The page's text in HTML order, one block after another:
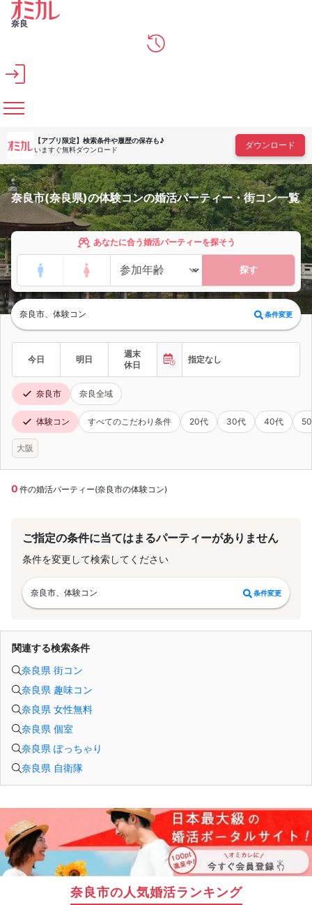
メインコンテンツへスキップ
奈良
【アプリ限定】 検索条件や履歴の保存も♪
いますぐ無料ダウンロード
ダウンロード
奈良市(奈良県)の体験コンの婚活パーティー・街コン一覧
あなたに合う婚活パーティーを探そう
探す
奈良市、体験コン 条件変更
今日 明日
週末
休日
指定なし
奈良市 奈良全域
体験コン すべてのこだわり条件 20代 30代 40代
大阪
0 件の婚活パーティー(奈良市の体験コン)
ご指定の条件に当てはまるパーティーがありません
条件を変更して検索してください
奈良市、体験コン 条件変更
関連する検索条件
奈良県 街コン
奈良県 趣味コン
奈良県 女性無料
奈良県 個室
奈良県 ぽっちゃり
奈良県 自衛隊
奈良市の人気婚活ランキング